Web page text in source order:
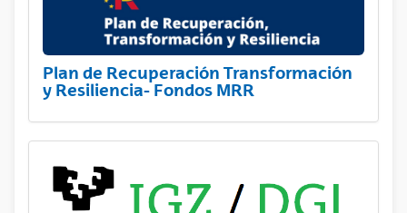
Plan de Recuperación Transformación
y Resiliencia- Fondos MRR